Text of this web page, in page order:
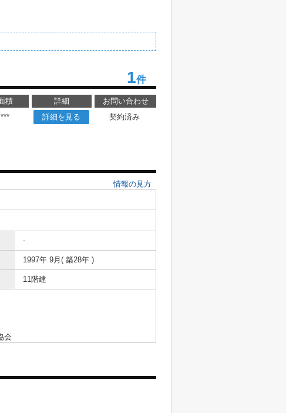
1件
積 詳細
お問い合わせ
*** 詳細を見る
契約済み
情報の見方
-
1997年 9月( 築28年 )
11階建
会